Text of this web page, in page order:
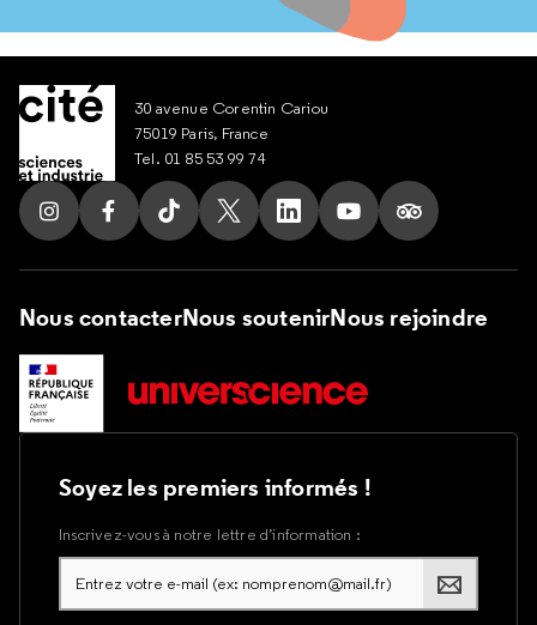
30 avenue Corentin Cariou
75019 Paris, France
Tel. 01 85 53 99 74
Suivez nous sur Instagram
Suivez nous sur Facebook
Suivez nous sur Tik Tok
Suivez nous sur X
Suivez nous sur LinkedIn
Suivez nous sur
Suivez nous
Nous contacterNous soutenirNous rejoindre
Soyez les premiers informés !
Inscrivez-vous à notre lettre d’information :